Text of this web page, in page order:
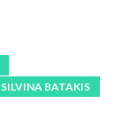
SILVINA BATAKIS